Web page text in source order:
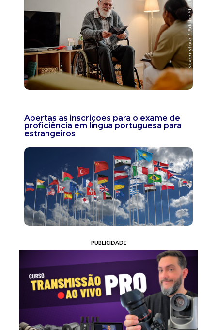
Abertas as inscrições para o exame de
proficiência em língua portuguesa para
estrangeiros
PUBLICIDADE